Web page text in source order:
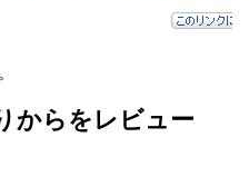
からをレビュー